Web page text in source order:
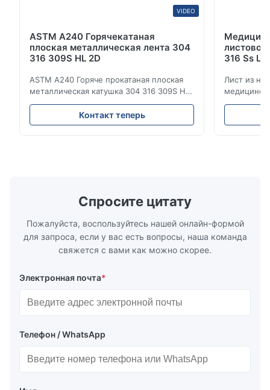
VIDEO
ASTM A240 Горячекатаная
плоская металлическая лента 304
316 309S HL 2D
ASTM A240 Горяче прокатаная плоская
металлическая катушка 304 316 309S HL
2D Горяче-холодно прокатаная катушка
из нержавеющей стали 304 316 309S 310
310S 316L 321 ASTM A240 Спецификации
Контакт теперь
316 Ss
Лист из
Цена на
Спросите цитату
Пожалуйста, воспользуйтесь нашей онлайн-формой
для запроса, если у вас есть вопросы, наша команда
свяжется с вами как можно скорее.
Электронная почта*
Телефон / WhatsApp